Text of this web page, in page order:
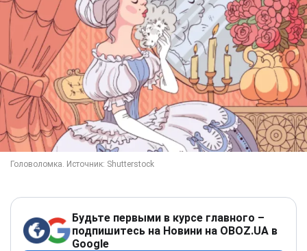
Будьте первыми в курсе главного –
подпишитесь на Новини на OBOZ.UA в
Google